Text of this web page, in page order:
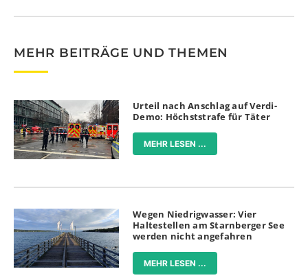
MEHR BEITRÄGE UND THEMEN
Urteil nach Anschlag auf Verdi-
Demo: Höchststrafe für Täter
MEHR LESEN ...
Wegen Niedrigwasser: Vier
Haltestellen am Starnberger See
werden nicht angefahren
MEHR LESEN ...